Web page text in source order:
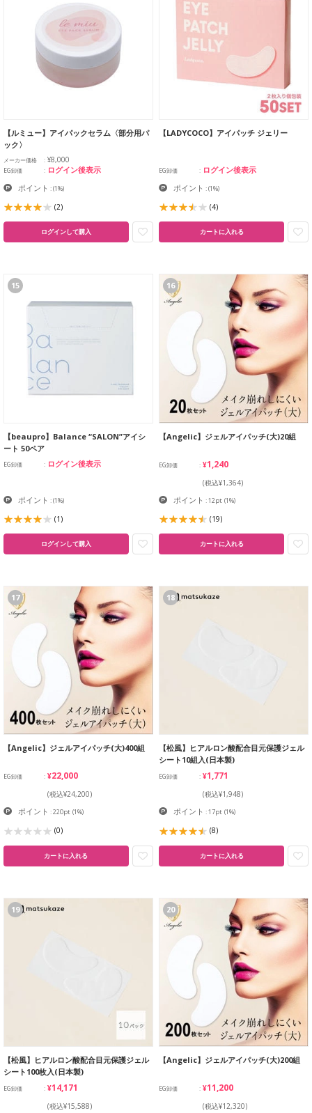
【ルミュー】アイパックセラム〈部分用パ
ック〉
メーカー価格 ¥8,000
EG卸価 ログイン後表示
ポイント :(1%)
(2)
ログインして購入
【LADYCOCO】アイパッチ ジェリー
EG卸価 ログイン後表示
ポイント :(1%)
(4)
カートに入れる
15
【beaupro】Balance “SALON”アイシ
ート 50ペア
EG卸価 ログイン後表示
ポイント :(1%)
(1)
ログインして購入
16
【Angelic】ジェルアイパッチ(大)20組
EG卸価 ¥1,240
(税込¥1,364)
ポイント : 12pt (1%)
(19)
カートに入れる
17
【Angelic】ジェルアイパッチ(大)400組
EG卸価 ¥22,000
(税込¥24,200)
ポイント : 220pt (1%)
(0)
カートに入れる
18
【松風】ヒアルロン酸配合目元保護ジェル
シート10組入(日本製)
EG卸価 ¥1,771
(税込¥1,948)
ポイント : 17pt (1%)
(8)
カートに入れる
19
【松風】ヒアルロン酸配合目元保護ジェル
シート100枚入(日本製)
EG卸価 ¥14,171
(税込¥15,588)
20
【Angelic】ジェルアイパッチ(大)200組
EG卸価 ¥11,200
(税込¥12,320)